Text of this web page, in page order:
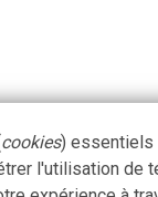
cookies) essentiels
l'utilisation de